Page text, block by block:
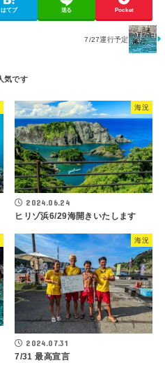
はてブ 送る Pocket
7/27運行予定
海況
2024.06.24
ヒリゾ浜6/29海開きいたします
海況
2024.07.31
7/31 最高宣言